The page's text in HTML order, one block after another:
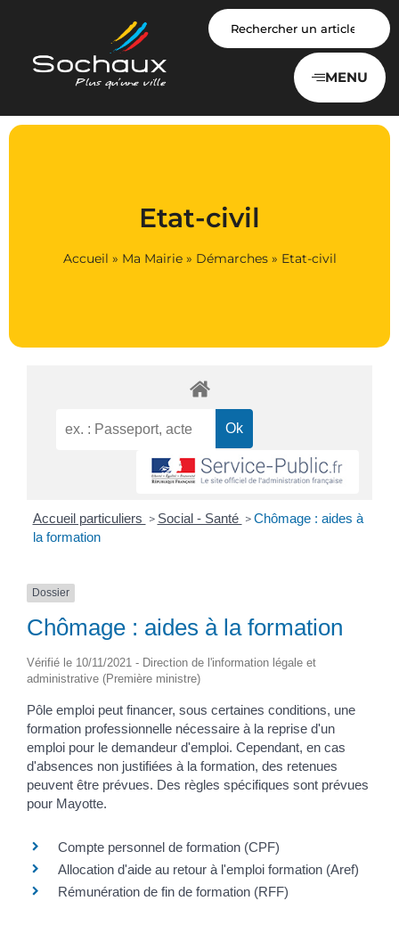
MENU
Etat-civil
Accueil » Ma Mairie» Démarches» Etat-civil
Accueil particuliers > Social - Santé > Chômage : aides à
la formation
Dossier
Chômage : aides à la formation
Vérifié le 10/11/2021 - Direction de l'information légale et
administrative (Première ministre)
Pôle emploi peut financer, sous certaines conditions, une
formation professionnelle nécessaire à la reprise d'un
emploi pour le demandeur d'emploi. Cependant, en cas
d'absences non justifiées à la formation, des retenues
peuvent être prévues. Des règles spécifiques sont prévues
pour Mayotte.
Compte personnel de formation (CPF)
Allocation d'aide au retour à l'emploi formation (Aref)
Rémunération de fin de formation (RFF)
Panneau de gestion des cookies